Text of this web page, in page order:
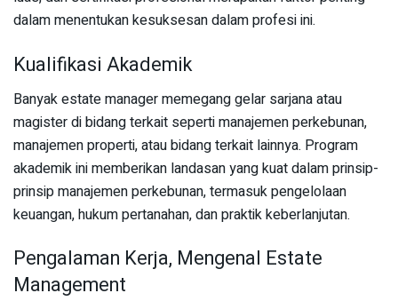
dalam menentukan kesuksesan dalam profesi ini.
Kualifikasi Akademik
Banyak estate manager memegang gelar sarjana atau
magister di bidang terkait seperti manajemen perkebunan,
manajemen properti, atau bidang terkait lainnya. Program
akademik ini memberikan landasan yang kuat dalam prinsip-
prinsip manajemen perkebunan, termasuk pengelolaan
keuangan, hukum pertanahan, dan praktik keberlanjutan.
Pengalaman Kerja, Mengenal Estate
Management